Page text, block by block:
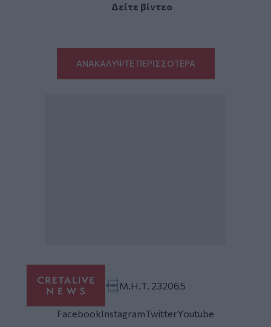
Δείτε βίντεο
ΑΝΑΚΑΛΥΨΤΕ ΠΕΡΙΣΣΟΤΕΡΑ
Μ.Η.Τ. 232065
FacebookInstagramTwitterYoutube